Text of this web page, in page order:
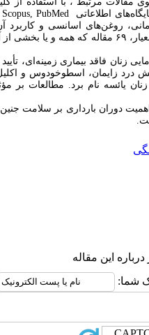
روغن‌های اسانسی و کاربرد
استفراغ بارداری، یائسگی و زایمان بودند، انتخاب شدند.
زنان فاقد بیماری زمینه‌‏ای،
درد زایمان، اسطوخودوس و
نام برد. مطالعات بر
دوران بارداری بر سلامت
این مقاله
شما: